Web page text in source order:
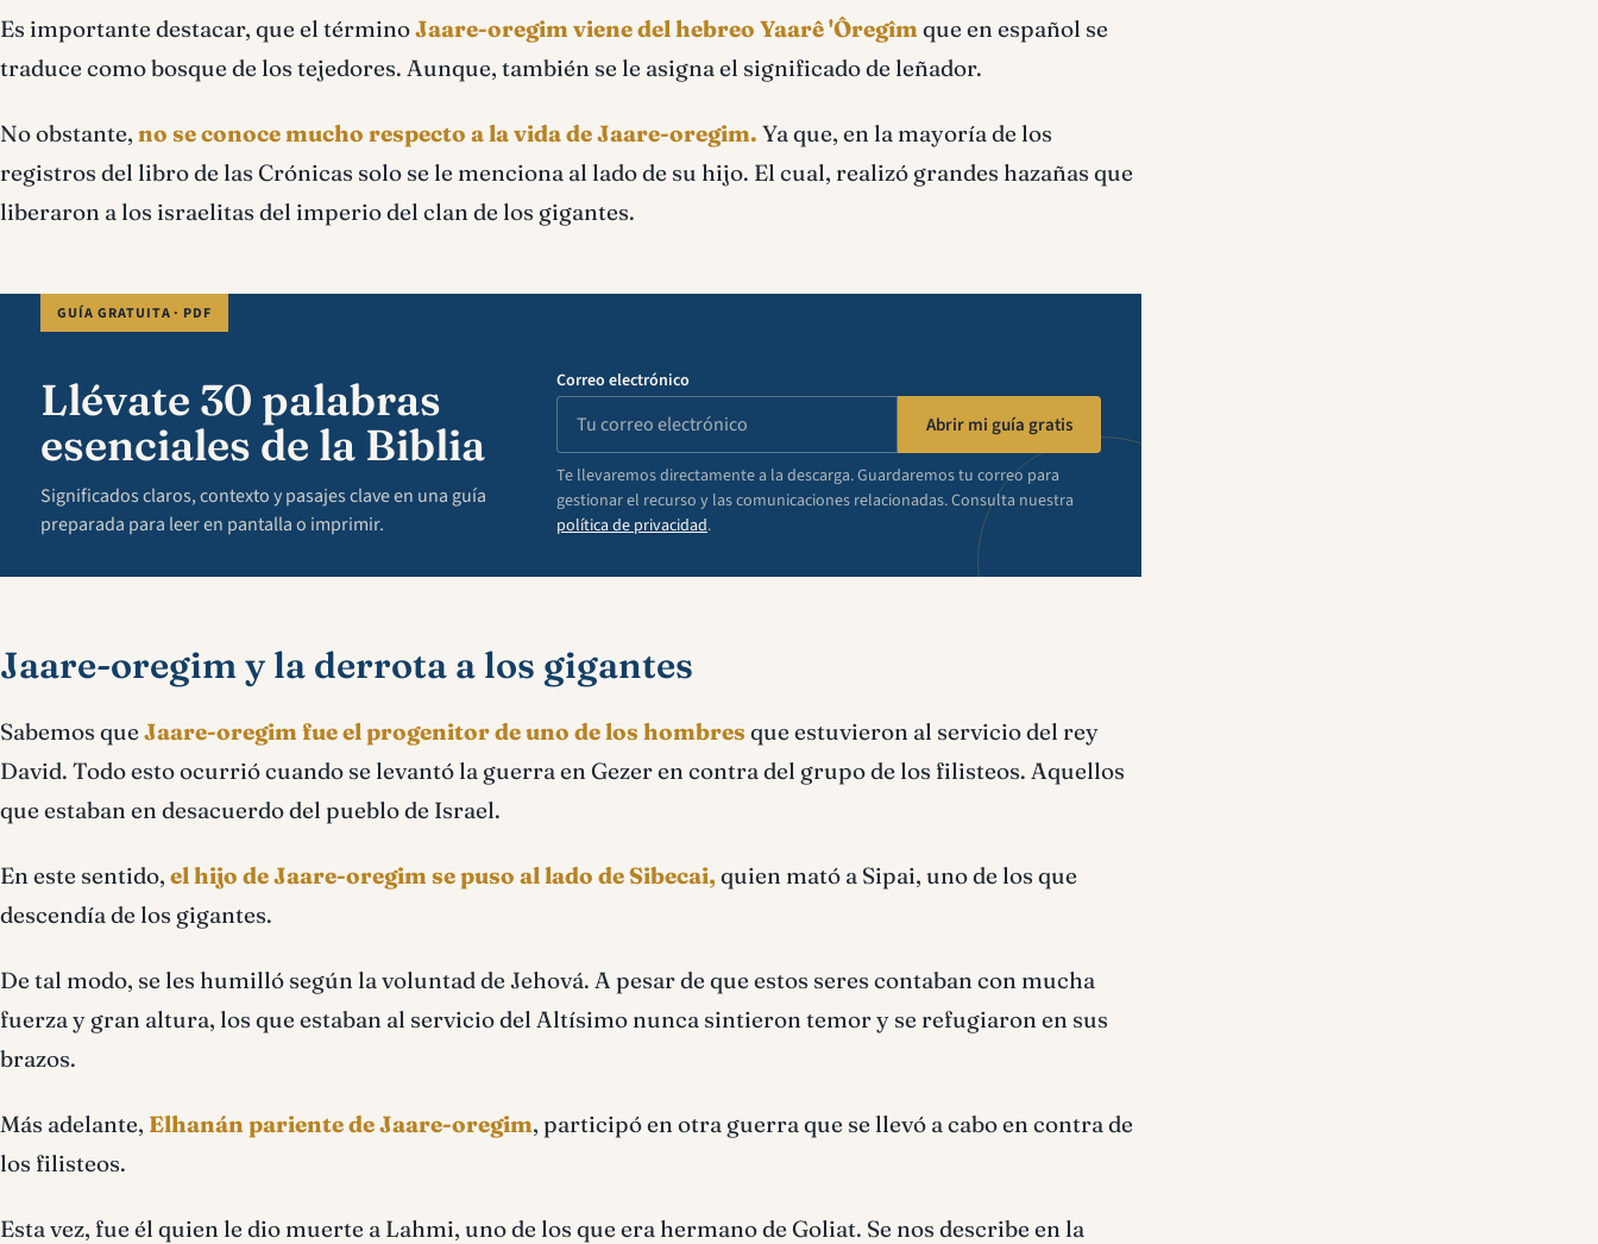
Es importante destacar, que el términoJaare-oregim viene del hebreo Yaarê 'Ôregîmque en español se
traduce como bosque de los tejedores. Aunque, también se le asigna el significado de leñador.
No obstante, no se conoce mucho respecto a la vida de Jaare-oregim. Ya que, en la mayoría de los
registros del libro de las Crónicas solo se le menciona al lado de su hijo. El cual, realizó grandes hazañas que
liberaron a los israelitas del imperio del clan de los gigantes.
GUÍA GRATUITA · PDF
Llévate 30 palabras
esenciales de la Biblia
Significados claros, contexto y pasajes clave en una guía
preparada para leer en pantalla o imprimir.
Correo electrónico
Abrir mi guía gratis
Te llevaremos directamente a la descarga. Guardaremos tu correo para
gestionar el recurso y las comunicaciones relacionadas. Consulta nuestra
política de privacidad.
Jaare-oregim y la derrota a los gigantes
Sabemos que Jaare-oregim fue el progenitor de uno de los hombres que estuvieron al servicio del rey
David. Todo esto ocurrió cuando se levantó la guerra en Gezer en contra del grupo de los filisteos. Aquellos
que estaban en desacuerdo del pueblo de Israel.
En este sentido, el hijo de Jaare-oregim se puso al lado de Sibecai, quien mató a Sipai, uno de los que
descendía de los gigantes.
De tal modo, se les humilló según la voluntad de Jehová. A pesar de que estos seres contaban con mucha
fuerza y gran altura, los que estaban al servicio del Altísimo nunca sintieron temor y se refugiaron en sus
brazos.
Más adelante, Elhanán pariente de Jaare-oregim, participó en otra guerra que se llevó a cabo en contra de
los filisteos.
Esta vez, fue él quien le dio muerte a Lahmi, uno de los que era hermano de Goliat. Se nos describe en la